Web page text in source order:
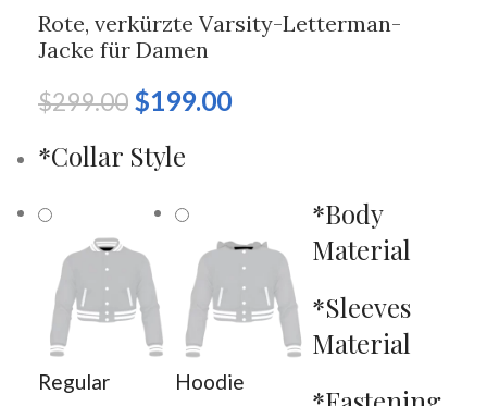
Rote, verkürzte Varsity-Letterman-
Jacke für Damen
$299.00 $199.00
*Collar Style
Regular
Hoodie
*Body
Material
*Sleeves
Material